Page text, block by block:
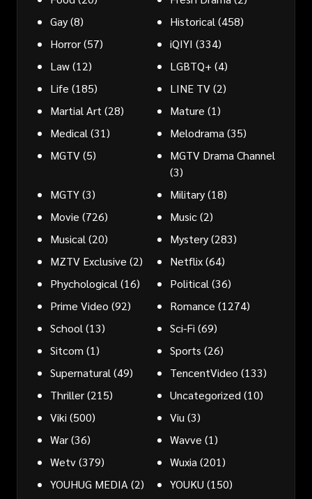
Gay(8) Historical (458)
Horror(57) iQIYI (334)
Law(12) LGBTQ+ (4)
Life (185) LINE TV(2)
Martial Art (28) Mature (1)
Medical (31) Melodrama (35)
MGTV(5)
MGTV Drama Channel
(3)
MGTY(3) Military(18)
Movie (726) Music(2)
Musical (20) Mystery(283)
MZTV Exclusive (2) Netflix(64)
Phychological (16) Political (36)
Prime Video (92) Romance (1274)
School (13) Sci-Fi (69)
Sitcom (1) Sports (26)
Supernatural (49) TencentVideo (133)
Thriller(215) Uncategorized (10)
Viki (500) Viu (3)
War(36) Wavve (1)
Wetv(379) Wuxia (201)
YOUHUG MEDIA (2) YOUKU (150)